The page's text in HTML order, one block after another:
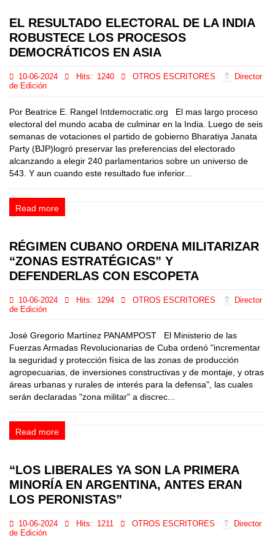
EL RESULTADO ELECTORAL DE LA INDIA
ROBUSTECE LOS PROCESOS
DEMOCRÁTICOS EN ASIA
10-06-2024 Hits: 1240 OTROS ESCRITORES
Director
de Edición
Por Beatrice E. Rangel Intdemocratic.org El mas largo proceso
electoral del mundo acaba de culminar en la India. Luego de seis
semanas de votaciones el partido de gobierno Bharatiya Janata
Party (BJP)logró preservar las preferencias del electorado
alcanzando a elegir 240 parlamentarios sobre un universo de
543. Y aun cuando este resultado fue inferior...
Read more
RÉGIMEN CUBANO ORDENA MILITARIZAR
“ZONAS ESTRATÉGICAS” Y
DEFENDERLAS CON ESCOPETA
10-06-2024 Hits: 1294 OTROS ESCRITORES
Director
de Edición
José Gregorio Martínez PANAMPOST El Ministerio de las
Fuerzas Armadas Revolucionarias de Cuba ordenó "incrementar
la seguridad y protección física de las zonas de producción
agropecuarias, de inversiones constructivas y de montaje, y otras
áreas urbanas y rurales de interés para la defensa", las cuales
serán declaradas "zona militar" a discrec...
Read more
“LOS LIBERALES YA SON LA PRIMERA
MINORÍA EN ARGENTINA, ANTES ERAN
LOS PERONISTAS”
10-06-2024 Hits: 1211 OTROS ESCRITORES
Director
de Edición